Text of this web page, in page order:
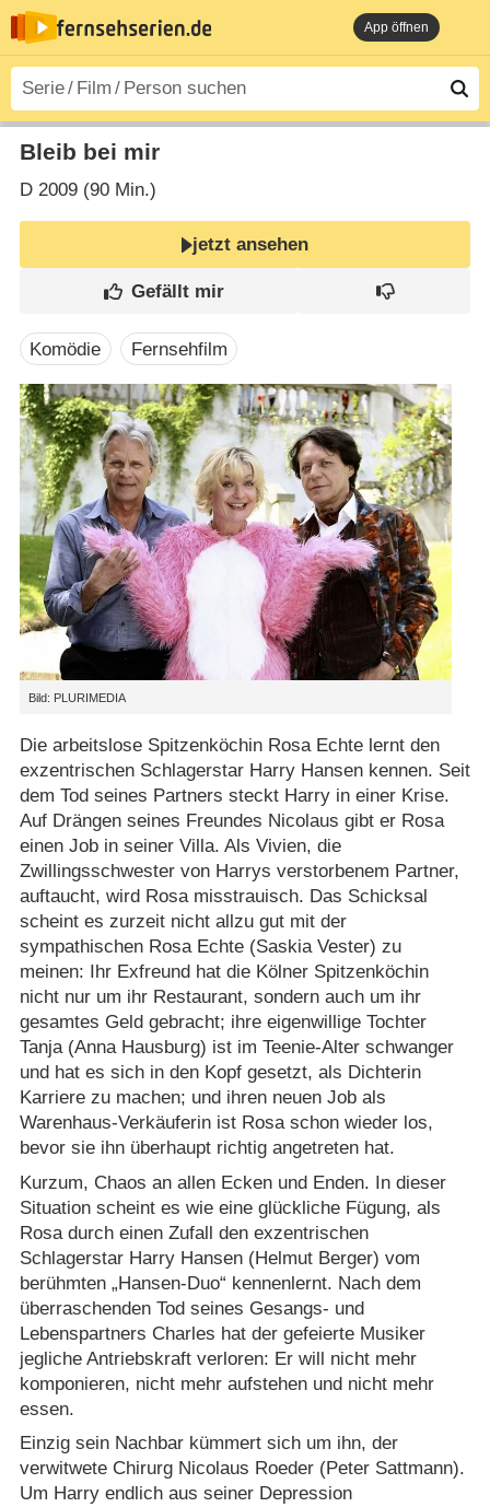
App öffnen
Bleib bei mir
D2009 (90 Min.)
jetzt ansehen
Komödie Fernsehfilm
Bild: PLURIMEDIA
Die arbeitslose Spitzenköchin Rosa Echte lernt den
exzentrischen Schlagerstar Harry Hansen kennen. Seit
dem Tod seines Partners steckt Harry in einer Krise.
Auf Drängen seines Freundes Nicolaus gibt er Rosa
einen Job in seiner Villa. Als Vivien, die
Zwillingsschwester von Harrys verstorbenem Partner,
auftaucht, wird Rosa misstrauisch. Das Schicksal
scheint es zurzeit nicht allzu gut mit der
sympathischen Rosa Echte (Saskia Vester) zu
meinen: Ihr Exfreund hat die Kölner Spitzenköchin
nicht nur um ihr Restaurant, sondern auch um ihr
gesamtes Geld gebracht; ihre eigenwillige Tochter
Tanja (Anna Hausburg) ist im Teenie-Alter schwanger
und hat es sich in den Kopf gesetzt, als Dichterin
Karriere zu machen; und ihren neuen Job als
Warenhaus-Verkäuferin ist Rosa schon wieder los,
bevor sie ihn überhaupt richtig angetreten hat.
Kurzum, Chaos an allen Ecken und Enden. In dieser
Situation scheint es wie eine glückliche Fügung, als
Rosa durch einen Zufall den exzentrischen
Schlagerstar Harry Hansen (Helmut Berger) vom
berühmten „Hansen-Duo“ kennenlernt. Nach dem
überraschenden Tod seines Gesangs- und
Lebenspartners Charles hat der gefeierte Musiker
jegliche Antriebskraft verloren: Er will nicht mehr
komponieren, nicht mehr aufstehen und nicht mehr
essen.
Einzig sein Nachbar kümmert sich um ihn, der
verwitwete Chirurg Nicolaus Roeder (Peter Sattmann).
Um Harry endlich aus seiner Depression